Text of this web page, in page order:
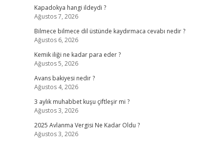
Kapadokya hangi ildeydi ?
Ağustos 7, 2026
Bilmece bilmece dil üstünde kaydırmaca cevabı nedir ?
Ağustos 6, 2026
Kemik iliği ne kadar para eder ?
Ağustos 5, 2026
Avans bakiyesi nedir ?
Ağustos 4, 2026
3 aylık muhabbet kuşu çiftleşir mi ?
Ağustos 3, 2026
2025 Avlanma Vergisi Ne Kadar Oldu ?
Ağustos 3, 2026